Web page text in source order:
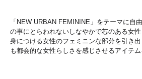
JP
「NEW URBAN FEMININE」をテーマに自
の事にとらわれないしなやかで芯のある女性
身につける女性のフェミニンな部分を引き
も都会的な女性らしさを感じさせるアイテム